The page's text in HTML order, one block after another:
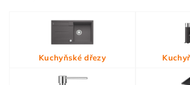
Vložením hodnocení souhlasíte s
podmínkami
osobních údajů
Kuchyňské dřezy